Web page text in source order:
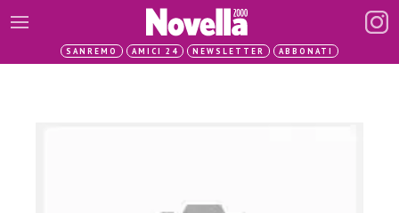
SANREMO AMICI 24 NEWSLETTER ABBONATI